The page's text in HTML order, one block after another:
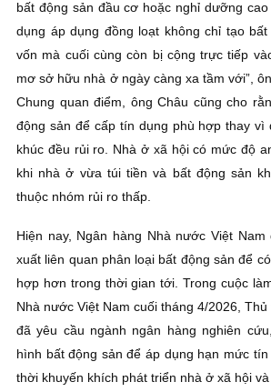
bất động sản đầu cơ hoặc nghỉ dưỡng cao
dụng áp dụng đồng loạt không chỉ tạo
vốn mà cuối cùng còn bị cộng trực tiếp
mơ sở hữu nhà ở ngày càng xa tầm với”,
Chung quan điểm, ông Châu cũng cho
động sản để cấp tín dụng phù hợp thay vì
khúc đều rủi ro. Nhà ở xã hội có mức độ
khi nhà ở vừa túi tiền và bất động sản
thuộc nhóm rủi ro thấp.
Hiện nay, Ngân hàng Nhà nước Việt
xuất liên quan phân loại bất động sản để
hợp hơn trong thời gian tới. Trong cuộc
Nhà nước Việt Nam cuối tháng 4/2026,
đã yêu cầu ngành ngân hàng nghiên
hình bất động sản để áp dụng hạn mức
thời khuyến khích phát triển nhà ở xã hội và